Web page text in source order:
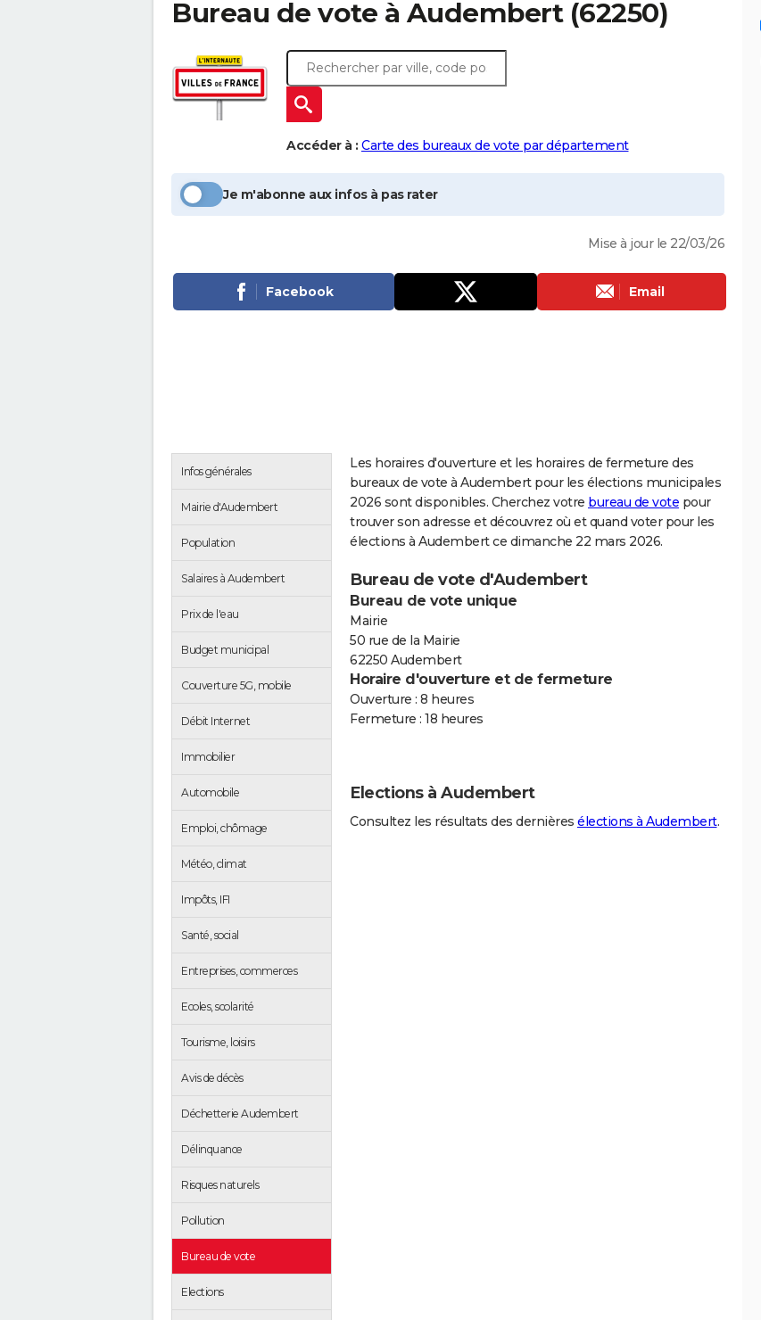
Bureau de vote à Audembert(62250)
Accéder à : Carte des bureaux de vote par département
Je m'abonne aux infos à pas rater
Mise à jour le 22/03/26
Facebook Email
Infos générales
Mairie d'Audembert
Population
Salaires à Audembert
Prix de l'eau
Budget municipal
Couverture 5G, mobile
Débit Internet
Immobilier
Automobile
Emploi, chômage
Météo, climat
Impôts, IFI
Santé, social
Entreprises, commerces
Ecoles, scolarité
Tourisme, loisirs
Avis de décès
Déchetterie Audembert
Délinquance
Risques naturels
Pollution
Bureau de vote
Elections
Les horaires d'ouverture et les horaires de fermeture des
bureaux de vote à Audembert pour les élections municipales
2026 sont disponibles. Cherchez votre bureau de vote pour
trouver son adresse et découvrez où et quand voter pour les
élections à Audembert ce dimanche 22 mars 2026.
Bureau de vote d'Audembert
Bureau de vote unique
Mairie
50 rue de la Mairie
62250 Audembert
Horaire d'ouverture et de fermeture
Ouverture : 8 heures
Fermeture : 18 heures
Elections à Audembert
Consultez les résultats des dernières élections à Audembert.